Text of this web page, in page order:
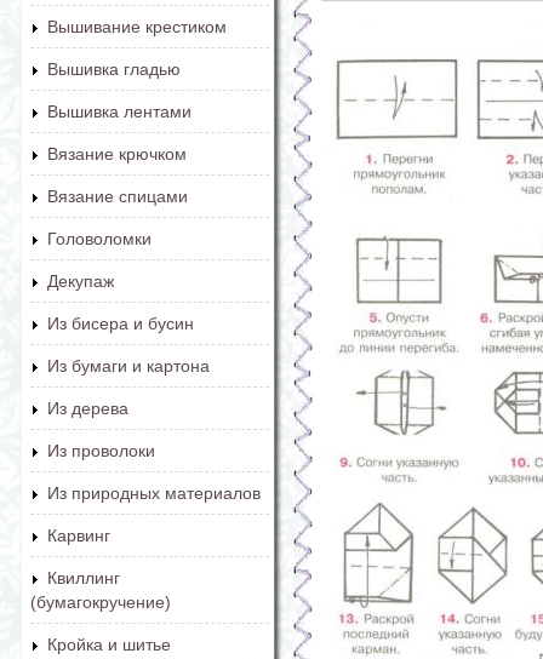
Вышивание крестиком
Вышивка гладью
Вышивка лентами
Вязание крючком
Вязание спицами
Головоломки
Декупаж
Из бисера и бусин
Из бумаги и картона
Из дерева
Из проволоки
Из природных материалов
Карвинг
Квиллинг
(бумагокручение)
Кройка и шитье